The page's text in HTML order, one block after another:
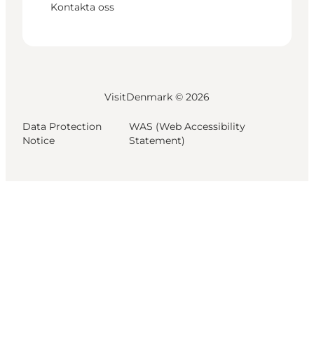
Kontakta oss
VisitDenmark © 2026
Data Protection
Notice
WAS (Web Accessibility
Statement)